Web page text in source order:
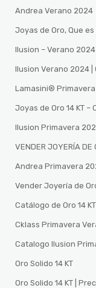
Andrea Verano 2024
Joyas de Oro, Que
Ilusion – Verano
Ilusion Verano 2024 |
Lamasini®️
Joyas de Oro 14 KT –
Ilusion Primavera
VENDER JOYERÍA DE
Andrea Primavera
Vender Joyería de
Catálogo de Oro 14 KT
Cklass Primavera
Catalogo Ilusion
Oro Solido 14 KT
Oro Solido 14 KT |